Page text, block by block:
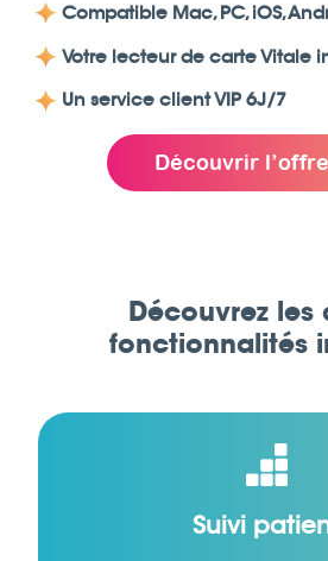
Compatible Mac,PC, iOS,
Votre lecteur de carte Vitale
Un service client VIP 6J/7
Découvrir
Découvrez les
fonctionnalités
Suivi